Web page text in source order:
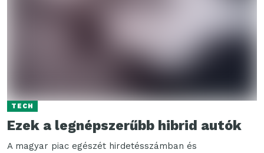
TECH
Ezek a legnépszerűbb hibrid autók
A magyar piac egészét hirdetésszámban és